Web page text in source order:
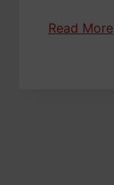
Read More